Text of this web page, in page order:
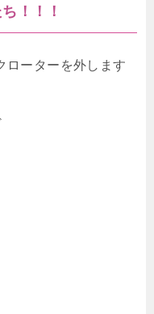
！！！
ローターを外します